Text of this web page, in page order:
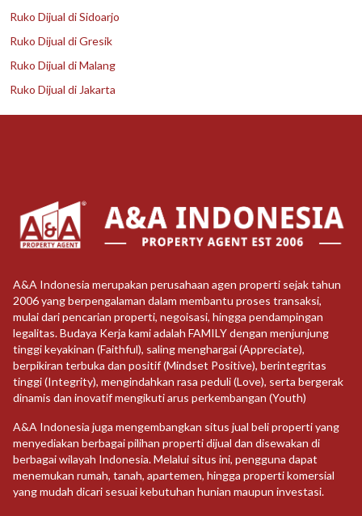
Ruko Dijual di Sidoarjo
Ruko Dijual di Gresik
Ruko Dijual di Malang
Ruko Dijual di Jakarta
A&A Indonesia merupakan perusahaan agen properti sejak tahun
2006 yang berpengalaman dalam membantu proses transaksi,
mulai dari pencarian properti, negoisasi, hingga pendampingan
legalitas. Budaya Kerja kami adalah FAMILY dengan menjunjung
tinggi keyakinan (Faithful), saling menghargai (Appreciate),
berpikiran terbuka dan positif (Mindset Positive), berintegritas
tinggi (Integrity), mengindahkan rasa peduli (Love), serta bergerak
dinamis dan inovatif mengikuti arus perkembangan (Youth)
A&A Indonesia juga mengembangkan situs jual beli properti yang
menyediakan berbagai pilihan properti dijual dan disewakan di
berbagai wilayah Indonesia. Melalui situs ini, pengguna dapat
menemukan rumah, tanah, apartemen, hingga properti komersial
yang mudah dicari sesuai kebutuhan hunian maupun investasi.